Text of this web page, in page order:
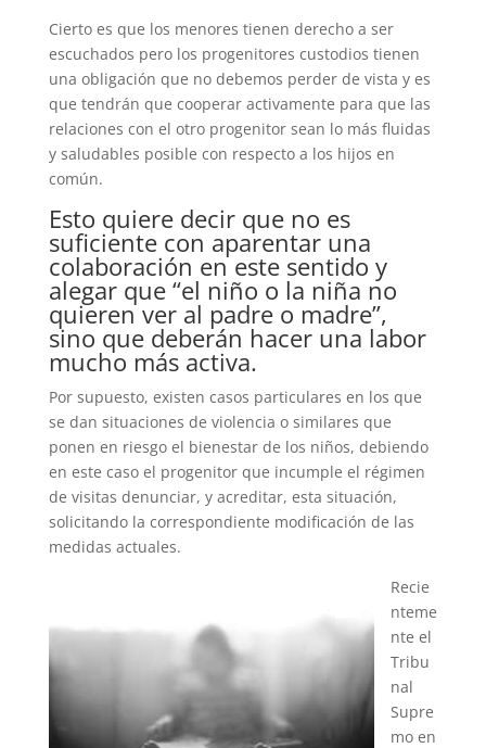
Cierto es que los menores tienen derecho a ser
escuchados pero los progenitores custodios tienen
una obligación que no debemos perder de vista y es
que tendrán que cooperar activamente para que las
relaciones con el otro progenitor sean lo más fluidas
y saludables posible con respecto a los hijos en
común.
Esto quiere decir que no es
suficiente con aparentar una
colaboración en este sentido y
alegar que “el niño o la niña no
quieren ver al padre o madre”,
sino que deberán hacer una labor
mucho más activa.
Por supuesto, existen casos particulares en los que
se dan situaciones de violencia o similares que
ponen en riesgo el bienestar de los niños, debiendo
en este caso el progenitor que incumple el régimen
de visitas denunciar, y acreditar, esta situación,
solicitando la correspondiente modificación de las
medidas actuales.
Recie
nteme
nte el
Tribu
nal
Supre
mo en